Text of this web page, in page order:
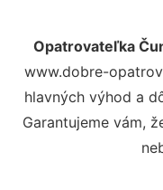
Opatrovateľka
www.dobre-
hlavných výhod a
Garantujeme vám,